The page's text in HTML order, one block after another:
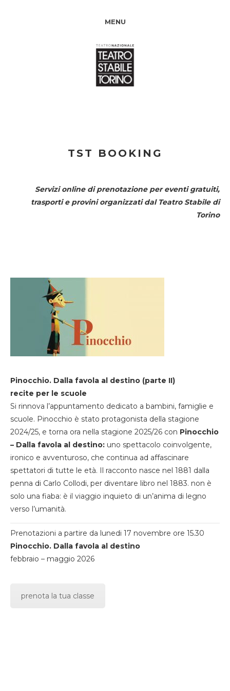
MENU
TST BOOKING
Servizi online di prenotazione per eventi gratuiti,
trasporti e provini organizzati dal Teatro Stabile di
Torino
Pinocchio. Dalla favola al destino (parte II)
recite per le scuole
Si rinnova l’appuntamento dedicato a bambini, famiglie e
scuole. Pinocchio è stato protagonista della stagione
2024/25, e torna ora nella stagione 2025/26 con Pinocchio
– Dalla favola al destino: uno spettacolo coinvolgente,
ironico e avventuroso, che continua ad affascinare
spettatori di tutte le età. Il racconto nasce nel 1881 dalla
penna di Carlo Collodi, per diventare libro nel 1883. non è
solo una fiaba: è il viaggio inquieto di un’anima di legno
verso l’umanità.
Prenotazioni a partire da lunedi 17 novembre ore 15.30
Pinocchio. Dalla favola al destino
febbraio – maggio 2026
prenota la tua classe